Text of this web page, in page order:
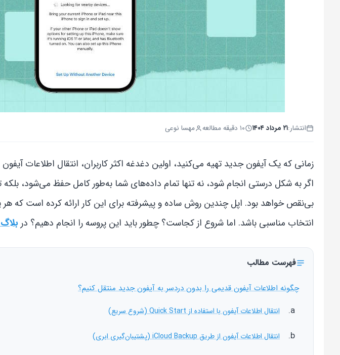
انتشار:۲۱ مرداد ۱۴۰۴ ۱۰ دقیقه مطالعه مهسا نوعی
زمانی که یک آیفون جدید تهیه می‌کنید، اولین دغدغه‌ اکثر کاربران، انتقال اطلاعات
اگر به شکل درستی انجام شود، نه تنها تمام داده‌های شما به‌طور کامل حفظ می‌شود، بلکه
بی‌نقص خواهد بود. اپل چندین روش ساده و پیشرفته برای این کار ارائه کرده است که هر
انتخاب مناسبی باشد. اما شروع از کجاست؟ چطور باید این پروسه را انجام دهیم؟ در
فهرست مطالب
چگونه اطلاعات آیفون قدیمی را بدون دردسر به آیفون جدید منتقل کنیم؟
انتقال اطلاعات آیفون با استفاده از Quick Start (شروع سریع)
انتقال اطلاعات آیفون از طریق iCloud Backup (پشتیبان‌گیری ابری)